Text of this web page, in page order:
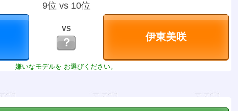
9位 vs 10位
VS
？
嫌いなモデルを お選びください。